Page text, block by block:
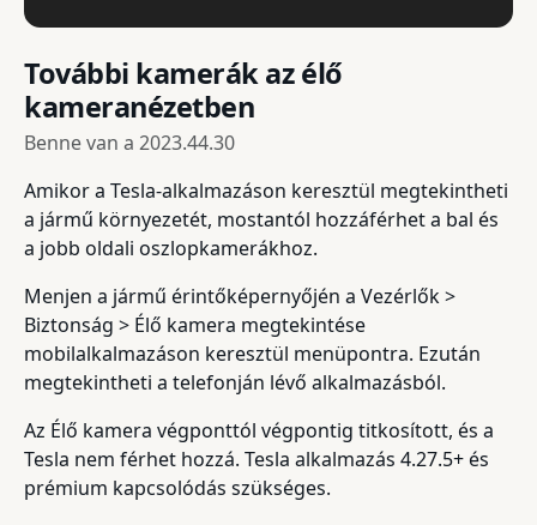
További kamerák az élő
kameranézetben
Benne van a 2023.44.30
Amikor a Tesla-alkalmazáson keresztül megtekintheti
a jármű környezetét, mostantól hozzáférhet a bal és
a jobb oldali oszlopkamerákhoz.
Menjen a jármű érintőképernyőjén a Vezérlők >
Biztonság > Élő kamera megtekintése
mobilalkalmazáson keresztül menüpontra. Ezután
megtekintheti a telefonján lévő alkalmazásból.
Az Élő kamera végponttól végpontig titkosított, és a
Tesla nem férhet hozzá. Tesla alkalmazás 4.27.5+ és
prémium kapcsolódás szükséges.